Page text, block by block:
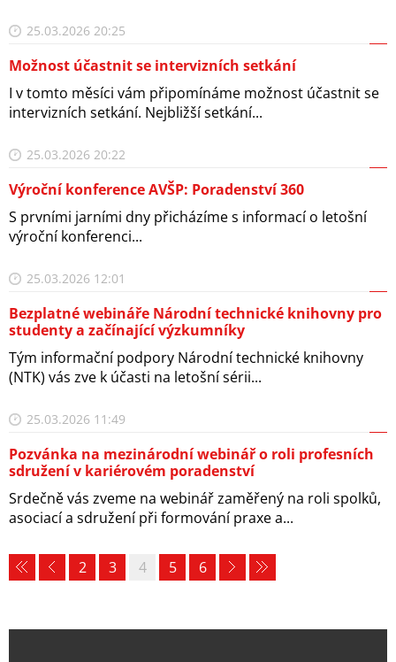
25.03.2026 20:25
Možnost účastnit se intervizních setkání
I v tomto měsíci vám připomínáme možnost účastnit se
intervizních setkání. Nejbližší setkání...
25.03.2026 20:22
Výroční konference AVŠP: Poradenství 360
S prvními jarními dny přicházíme s informací o letošní
výroční konferenci...
25.03.2026 12:01
Bezplatné webináře Národní technické knihovny pro
studenty a začínající výzkumníky
Tým informační podpory Národní technické knihovny
(NTK) vás zve k účasti na letošní sérii...
25.03.2026 11:49
Pozvánka na mezinárodní webinář o roli profesních
sdružení v kariérovém poradenství
Srdečně vás zveme na webinář zaměřený na roli spolků,
asociací a sdružení při formování praxe a...
2 3 4 5 6